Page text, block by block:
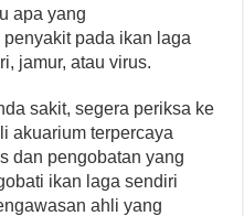
apa yang
pada ikan laga
jamur, atau virus.
sakit, segera periksa ke
akuarium terpercaya
dan pengobatan yang
ikan laga sendiri
ahli yang